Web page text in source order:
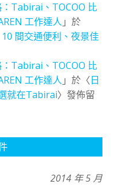
Tabirai、TOCOO 比
工作達人 」於
間交通便利、夜景佳
Tabirai、TOCOO 比
工作達人 」於〈日
就在Tabirai〉發佈留
2014 年 5 月